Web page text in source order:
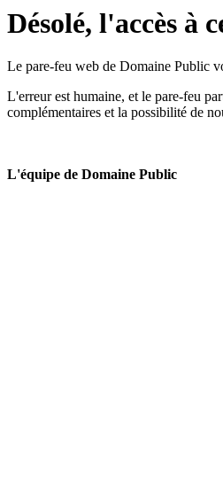
Désolé, l'accès à
Le pare-feu web de Domaine Public
L'erreur est humaine, et le pare-feu
complémentaires et la possibilité de
L'équipe de Domaine Public